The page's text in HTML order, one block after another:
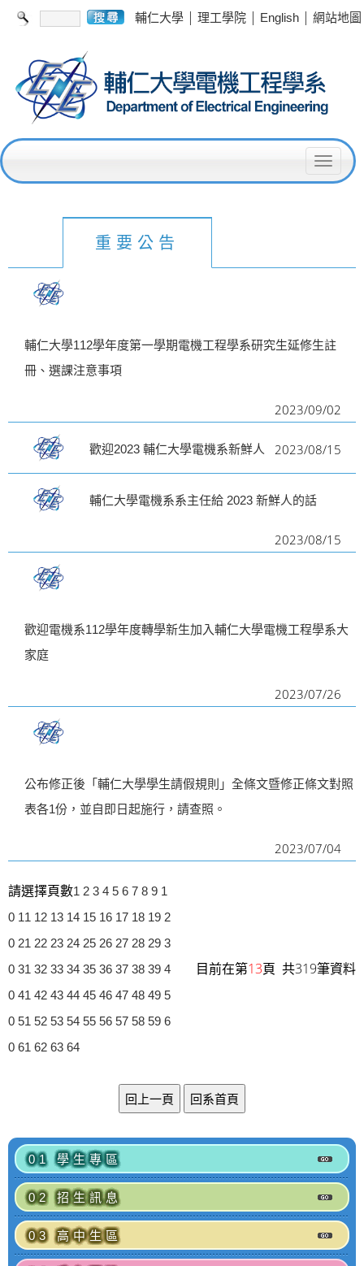
輔仁大學 | 理工學院 | English | 網站地圖
T
l
a
g
t
n
重要公告
輔仁大學112學年度第一學期電機工程學系研究生延修生註
冊、選課注意事項
2023/09/02
歡迎2023 輔仁大學電機系新鮮人 2023/08/15
輔仁大學電機系系主任給 2023 新鮮人的話
2023/08/15
歡迎電機系112學年度轉學新生加入輔仁大學電機工程學系大
家庭
2023/07/26
公布修正後「輔仁大學學生請假規則」全條文暨修正條文對照
表各1份，並自即日起施行，請查照。
2023/07/04
請選擇頁數1 2 3 4 5 6 7 8 9 1
0 11 12 13 14 15 16 17 18 19 2
0 21 22 23 24 25 26 27 28 29 3
0 31 32 33 34 35 36 37 38 39 4
0 41 42 43 44 45 46 47 48 49 5
0 51 52 53 54 55 56 57 58 59 6
0 61 62 63 64
目前在第13頁 共319筆資料
01 學生專區
02 招生訊息
03 高中生區